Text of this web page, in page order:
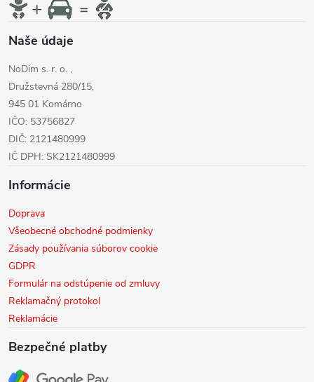
e
Naše údaje
NoDim s. r. o. ,
Družstevná 280/15,
945 01 Komárno
IČO: 53756827
DIČ: 2121480999
IČ DPH: SK2121480999
Informácie
Doprava
Všeobecné obchodné podmienky
Zásady používania súborov cookie
GDPR
Formulár na odstúpenie od zmluvy
Reklamačný protokol
Reklamácie
Bezpečné platby